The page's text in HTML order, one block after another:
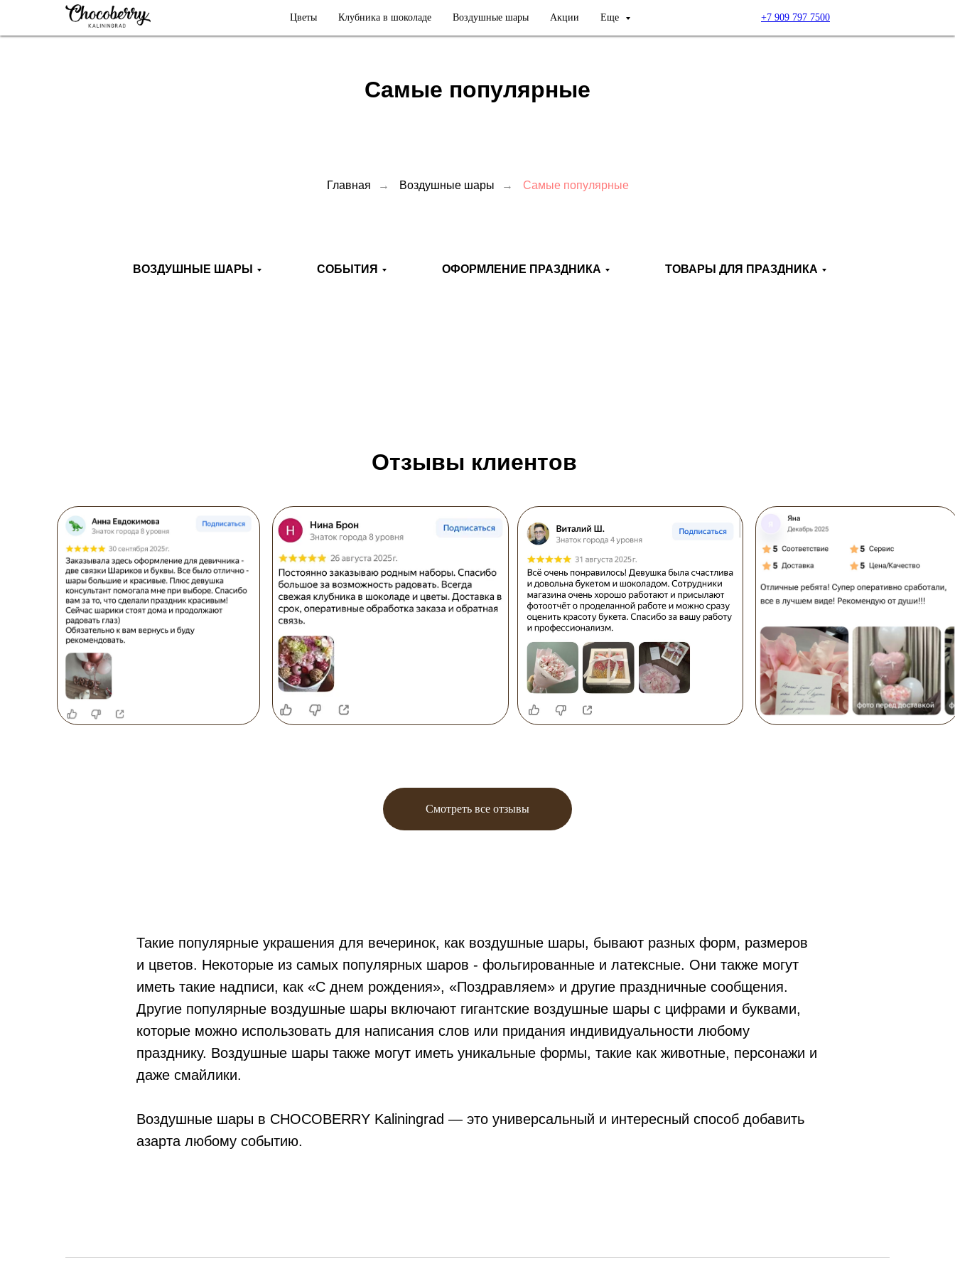
Цветы Клубника в шоколаде Воздушные шары Акции Еще +7 909 797 7500
Самые популярные
Главная → Воздушные шары → Самые популярные
ВОЗДУШНЫЕ ШАРЫ СОБЫТИЯ ОФОРМЛЕНИЕ ПРАЗДНИКА ТОВАРЫ ДЛЯ ПРАЗДНИКА
Отзывы клиентов
Смотреть все отзывы
Такие популярные украшения для вечеринок, как воздушные шары, бывают разных форм, размеров
и цветов. Некоторые из самых популярных шаров - фольгированные и латексные. Они также могут
иметь такие надписи, как «С днем рождения», «Поздравляем» и другие праздничные сообщения.
Другие популярные воздушные шары включают гигантские воздушные шары с цифрами и буквами,
которые можно использовать для написания слов или придания индивидуальности любому
празднику. Воздушные шары также могут иметь уникальные формы, такие как животные, персонажи и
даже смайлики.
Воздушные шары в CHOCOBERRY Kaliningrad — это универсальный и интересный способ добавить
азарта любому событию.